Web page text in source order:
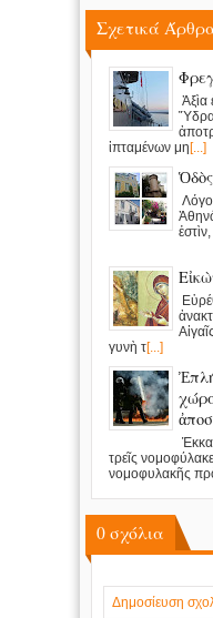
Σχετικά
Ἁξὶα
Ὕδρα
ἱπταμένων μη [...]
γυνὴ τ[...]
τρεῖς
νομοφυλακῆς
0σχόλια
Δημοσίευση